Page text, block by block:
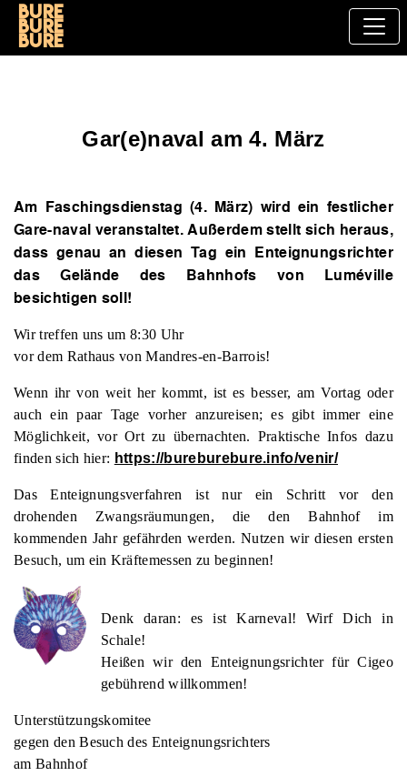
Bure
bure
bure
Gar(e)naval am 4. März
Am Faschingsdienstag (4. März) wird ein festlicher
Gare-naval veranstaltet. Außerdem stellt sich heraus,
dass genau an diesen Tag ein Enteignungsrichter
das Gelände des Bahnhofs von Luméville
besichtigen soll!
Wir treffen uns um 8:30 Uhr
vor dem Rathaus von Mandres-en-Barrois!
Wenn ihr von weit her kommt, ist es besser, am Vortag oder
auch ein paar Tage vorher anzureisen; es gibt immer eine
Möglichkeit, vor Ort zu übernachten. Praktische Infos dazu
finden sich hier: https://bureburebure.info/venir/
Das Enteignungsverfahren ist nur ein Schritt vor den
drohenden Zwangsräumungen, die den Bahnhof im
kommenden Jahr gefährden werden. Nutzen wir diesen ersten
Besuch, um ein Kräftemessen zu beginnen!
Denk daran: es ist Karneval! Wirf Dich in
Schale!
Heißen wir den Enteignungsrichter für Cigeo
gebührend willkommen!
Unterstützungskomitee
gegen den Besuch des Enteignungsrichters
am Bahnhof